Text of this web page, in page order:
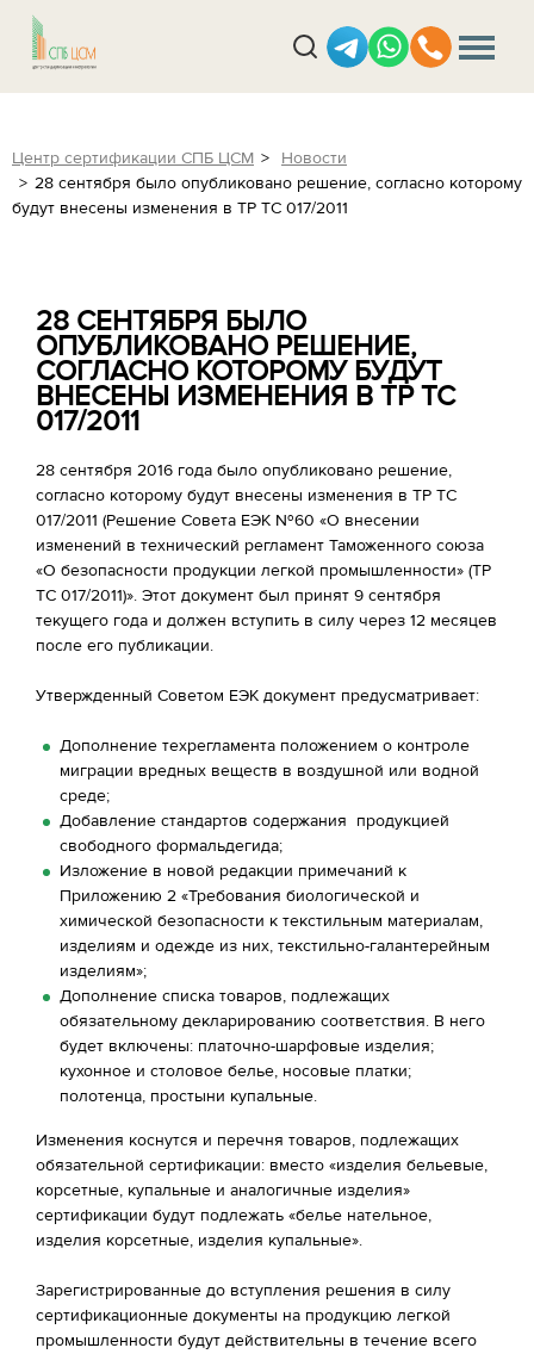
Центр сертификации СПБ ЦСМ
Новости
28 сентября было опубликовано решение, согласно которому
будут внесены изменения в ТР ТС 017/2011
28 СЕНТЯБРЯ БЫЛО
ОПУБЛИКОВАНО РЕШЕНИЕ,
СОГЛАСНО КОТОРОМУ БУДУТ
ВНЕСЕНЫ ИЗМЕНЕНИЯ В ТР ТС
017/2011
28 сентября 2016 года было опубликовано решение,
согласно которому будут внесены изменения в ТР ТС
017/2011 (Решение Совета ЕЭК №60 «О внесении
изменений в технический регламент Таможенного союза
«О безопасности продукции легкой промышленности» (ТР
ТС 017/2011)». Этот документ был принят 9 сентября
текущего года и должен вступить в силу через 12 месяцев
после его публикации.
Утвержденный Советом ЕЭК документ предусматривает:
Дополнение техрегламента положением о контроле
миграции вредных веществ в воздушной или водной
среде;
Добавление стандартов содержания продукцией
свободного формальдегида;
Изложение в новой редакции примечаний к
Приложению 2 «Требования биологической и
химической безопасности к текстильным материалам,
изделиям и одежде из них, текстильно-галантерейным
изделиям»;
Дополнение списка товаров, подлежащих
обязательному декларированию соответствия. В него
будет включены: платочно-шарфовые изделия;
кухонное и столовое белье, носовые платки;
полотенца, простыни купальные.
Изменения коснутся и перечня товаров, подлежащих
обязательной сертификации: вместо «изделия бельевые,
корсетные, купальные и аналогичные изделия»
сертификации будут подлежать «белье нательное,
изделия корсетные, изделия купальные».
Зарегистрированные до вступления решения в силу
сертификационные документы на продукцию легкой
промышленности будут действительны в течение всего